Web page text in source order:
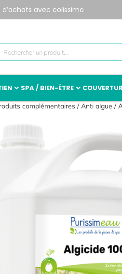
avec colissimo
SPA / BIEN-ÊTRE
complémentaires /Anti algue /